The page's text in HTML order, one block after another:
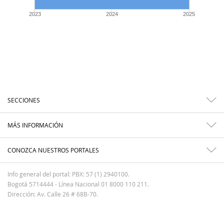
2023 2024 2025
SECCIONES
MÁS INFORMACIÓN
CONOZCA NUESTROS PORTALES
Info general del portal: PBX: 57 (1) 2940100.
Bogotá 5714444 - Línea Nacional 01 8000 110 211.
Dirección: Av. Calle 26 # 68B-70.